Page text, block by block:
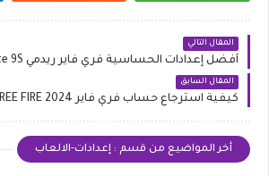
المقال التالي
أفضل إعدادات الحساسية فري فاير ريدمي Xiaomi Redmi Note 9S
المقال السابق
كيفية استرجاع حساب فري فاير 2024 FREE FIRE
أخر المواضيع من قسم : إعدادات-الالعاب